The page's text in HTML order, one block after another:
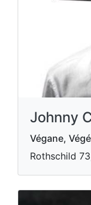
Johnny
Végane,
Rothschild